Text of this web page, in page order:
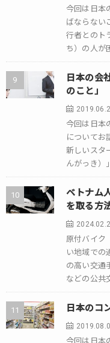
今回は日本
ばならない
行者とのト
ち）の人が
た。 ただ
[…]
日本の会
のこと」
今回は日本
についてお
新しいスタ
んがっき）
びます。
ベトナム
を取る方
原付バイク
い地域での
の高い交通
などの公共
す。 この
日本のコ
今回は日本